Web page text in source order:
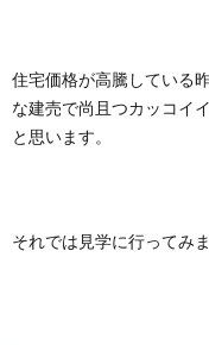
住宅価格が高騰している
な建売で尚且つカッコイ
と思います。
それでは見学に行ってみま